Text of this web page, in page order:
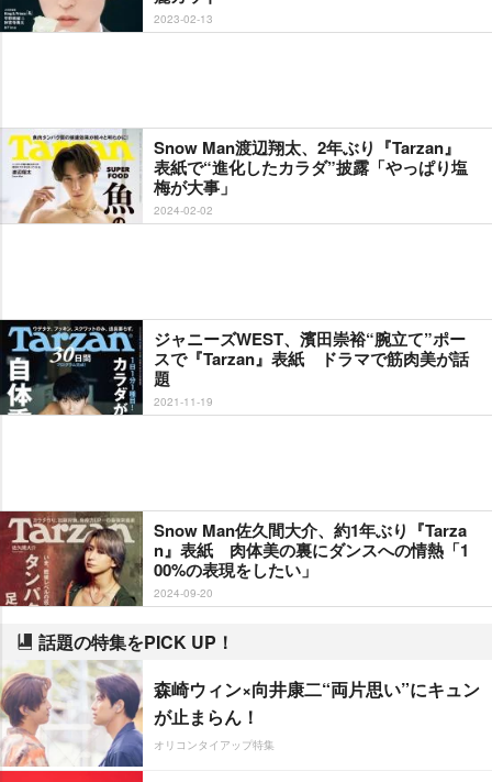
2023-02-13
Snow Man渡辺翔太、2年ぶり『Tarzan』
表紙で“進化したカラダ”披露「やっぱり塩
梅が大事」
2024-02-02
ジャニーズWEST、濱田崇裕“腕立て”ポー
スで『Tarzan』表紙 ドラマで筋肉美が話
題
2021-11-19
Snow Man佐久間大介、約1年ぶり『Tarza
n』表紙 肉体美の裏にダンスへの情熱「1
00%の表現をしたい」
2024-09-20
話題の特集をPICK UP！
森崎ウィン×向井康二“両片思い”にキュン
が止まらん！
オリコンタイアップ特集